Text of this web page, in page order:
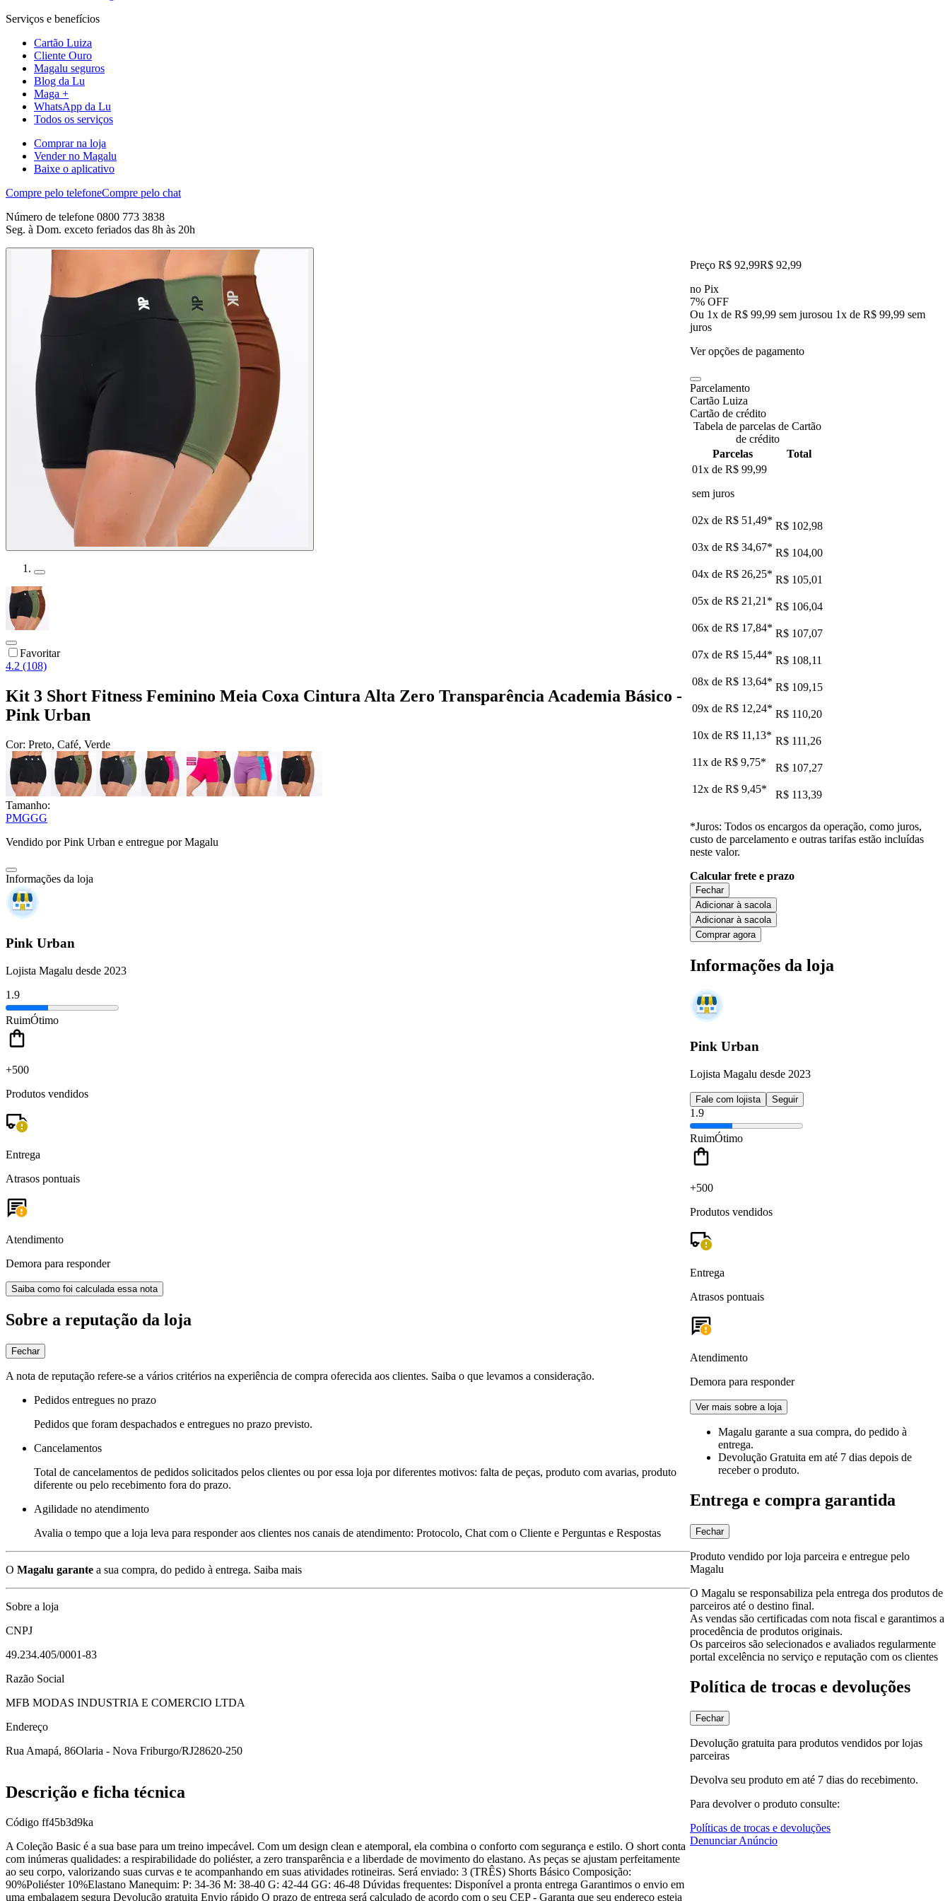
Serviços e benefícios
Cartão Luiza
Cliente Ouro
Magalu seguros
Blog da Lu
Maga +
WhatsApp da Lu
Todos os serviços
Comprar na loja
Vender no Magalu
Baixe o aplicativo
Compre pelo telefoneCompre pelo chat
Número de telefone 0800 773 3838
Seg. à Dom. exceto feriados das 8h às 20h
Favoritar
4.2 (108)
Kit 3 Short Fitness Feminino Meia Coxa Cintura Alta Zero Transparência Academia Básico -
Pink Urban
Cor: Preto, Café, Verde
Tamanho:
PMGGG
Vendido porPink Urban e entregue por Magalu
Informações da loja
Pink Urban
Lojista Magalu desde 2023
1.9
RuimÓtimo
+500
Produtos vendidos
Entrega
Atrasos pontuais
Atendimento
Demora para responder
Saiba como foi calculada essa nota
Sobre a reputação da loja
Fechar
A nota de reputação refere-se a vários critérios na experiência de compra oferecida aos clientes. Saiba o que levamos a consideração.
Pedidos entregues no prazo
Pedidos que foram despachados e entregues no prazo previsto.
Cancelamentos
Total de cancelamentos de pedidos solicitados pelos clientes ou por essa loja por diferentes motivos: falta de peças, produto com avarias, produto
diferente ou pelo recebimento fora do prazo.
Agilidade no atendimento
Avalia o tempo que a loja leva para responder aos clientes nos canais de atendimento: Protocolo, Chat com o Cliente e Perguntas e Respostas
O Magalu garante a sua compra, do pedido à entrega. Saiba mais
Sobre a loja
CNPJ
49.234.405/0001-83
Razão Social
MFB MODAS INDUSTRIA E COMERCIO LTDA
Endereço
Rua Amapá, 86Olaria - Nova Friburgo/RJ28620-250
Preço R$ 92,99R$ 92,99
no Pix
7% OFF
Ou 1x de R$ 99,99 sem jurosou 1x de R$ 99,99 sem
juros
Ver opções de pagamento
Parcelamento
Cartão Luiza
Cartão de crédito
Tabela de parcelas de Cartão
de crédito
Parcelas
Total
01x de R$ 99,99
sem juros
02x de R$ 51,49* R$ 102,98
03x de R$ 34,67* R$ 104,00
04x de R$ 26,25* R$ 105,01
05x de R$ 21,21 * R$ 106,04
06x de R$ 17,84* R$ 107,07
07x de R$ 15,44* R$ 108,11
08x de R$ 13,64* R$ 109,15
09x de R$ 12,24* R$ 110,20
10x de R$ 11,13* R$ 111,26
11x de R$ 9,75*
R$ 107,27
12x de R$ 9,45* R$ 113,39
*Juros: Todos os encargos da operação, como juros,
custo de parcelamento e outras tarifas estão incluídas
neste valor.
Calcular frete e prazo
Fechar
Adicionar à sacola
Adicionar à sacola
Comprar agora
Informações da loja
Pink Urban
Lojista Magalu desde 2023
Fale com lojista Seguir
1.9
RuimÓtimo
+500
Produtos vendidos
Entrega
Atrasos pontuais
Atendimento
Demora para responder
Ver mais sobre a loja
Magalu garante a sua compra, do pedido à
entrega.
Devolução Gratuita em até 7 dias depois de
receber o produto.
Entrega e compra garantida
Fechar
Produto vendido por loja parceira e entregue pelo
Magalu
O Magalu se responsabiliza pela entrega dos produtos de
parceiros até o destino final.
As vendas são certificadas com nota fiscal e garantimos a
procedência de produtos originais.
Os parceiros são selecionados e avaliados regularmente
portal excelência no serviço e reputação com os clientes
Política de trocas e devoluções
Fechar
Devolução gratuita para produtos vendidos por lojas
parceiras
Devolva seu produto em até 7 dias do recebimento.
Para devolver o produto consulte:
Políticas de trocas e devoluções
Denunciar Anúncio
Descrição e ficha técnica
Código ff45b3d9ka
A Coleção Basic é a sua base para um treino impecável. Com um design clean e atemporal, ela combina o conforto com segurança e estilo. O short conta
com inúmeras qualidades: a respirabilidade do poliéster, a zero transparência e a liberdade de movimento do elastano. As peças se ajustam perfeitamente
ao seu corpo, valorizando suas curvas e te acompanhando em suas atividades rotineiras. Será enviado: 3 (TRÊS) Shorts Básico Composição:
90%Poliéster 10%Elastano Manequim: P: 34-36 M: 38-40 G: 42-44 GG: 46-48 Dúvidas frequentes: Disponível a pronta entrega Garantimos o envio em
uma embalagem segura Devolução gratuita Envio rápido O prazo de entrega será calculado de acordo com o seu CEP - Garanta que seu endereço esteja